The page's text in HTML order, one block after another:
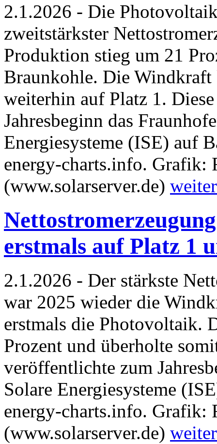
2.1.2026 - Die
zweitstärkster
Produktion stieg um 21
Braunkohle. Die Windkraft
weiterhin auf Platz 1.
Jahresbeginn das
Energiesysteme (ISE) auf
energy-charts.info. Grafik:
(www.solarserver.de) weiter
erstmals auf Platz 1
2.1.2026 - Der stärkste
war 2025 wieder die
erstmals die Photovoltaik.
Prozent und überholte
veröffentlichte zum
Solare Energiesysteme
energy-charts.info. Grafik:
(www.solarserver.de) weiter